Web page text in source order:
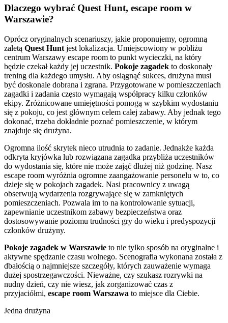
Dlaczego wybrać Quest Hunt, escape room w
Warszawie?
Oprócz oryginalnych scenariuszy, jakie proponujemy, ogromną
zaletą Quest Hunt jest lokalizacja. Umiejscowiony w pobliżu
centrum Warszawy escape room to punkt wycieczki, na który
będzie czekał każdy jej uczestnik. Pokoje zagadek to doskonały
trening dla każdego umysłu. Aby osiągnąć sukces, drużyna musi
być doskonale dobrana i zgrana. Przygotowane w pomieszczeniach
zagadki i zadania często wymagają współpracy kilku członków
ekipy. Zróżnicowane umiejętności pomogą w szybkim wydostaniu
się z pokoju, co jest głównym celem całej zabawy. Aby jednak tego
dokonać, trzeba dokładnie poznać pomieszczenie, w którym
znajduje się drużyna.
Ogromna ilość skrytek nieco utrudnia to zadanie. Jednakże każda
odkryta kryjówka lub rozwiązana zagadka przybliża uczestników
do wydostania się, które nie może zająć dłużej niż godzinę. Nasz
escape room wyróżnia ogromne zaangażowanie personelu w to, co
dzieje się w pokojach zagadek. Nasi pracownicy z uwagą
obserwują wydarzenia rozgrywające się w zamkniętych
pomieszczeniach. Pozwala im to na kontrolowanie sytuacji,
zapewnianie uczestnikom zabawy bezpieczeństwa oraz
dostosowywanie poziomu trudności gry do wieku i predyspozycji
członków drużyny.
Pokoje zagadek w Warszawie to nie tylko sposób na oryginalne i
aktywne spędzanie czasu wolnego. Scenografia wykonana została z
dbałością o najmniejsze szczegóły, których zauważenie wymaga
dużej spostrzegawczości. Nieważne, czy szukasz rozrywki na
nudny dzień, czy nie wiesz, jak zorganizować czas z
przyjaciółmi, escape room Warszawa to miejsce dla Ciebie.
Jedna drużyna